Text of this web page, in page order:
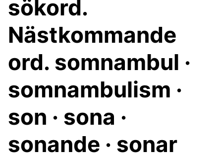
sökord.
Nästkommande
ord. somnambul ·
somnambulism ·
son · sona ·
sonande · sonar